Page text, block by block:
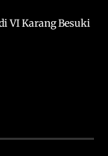
VI Karang Besuki